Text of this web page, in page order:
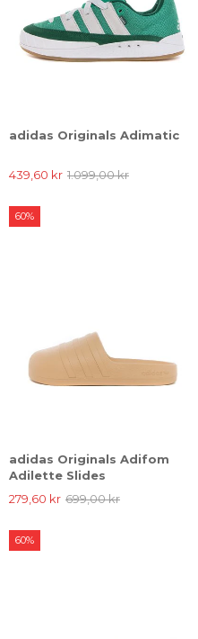
adidas Originals Adimatic
439,60 kr 1.099,00 kr
adidas Originals Adifom
Adilette Slides
279,60 kr 699,00 kr
60%
60%